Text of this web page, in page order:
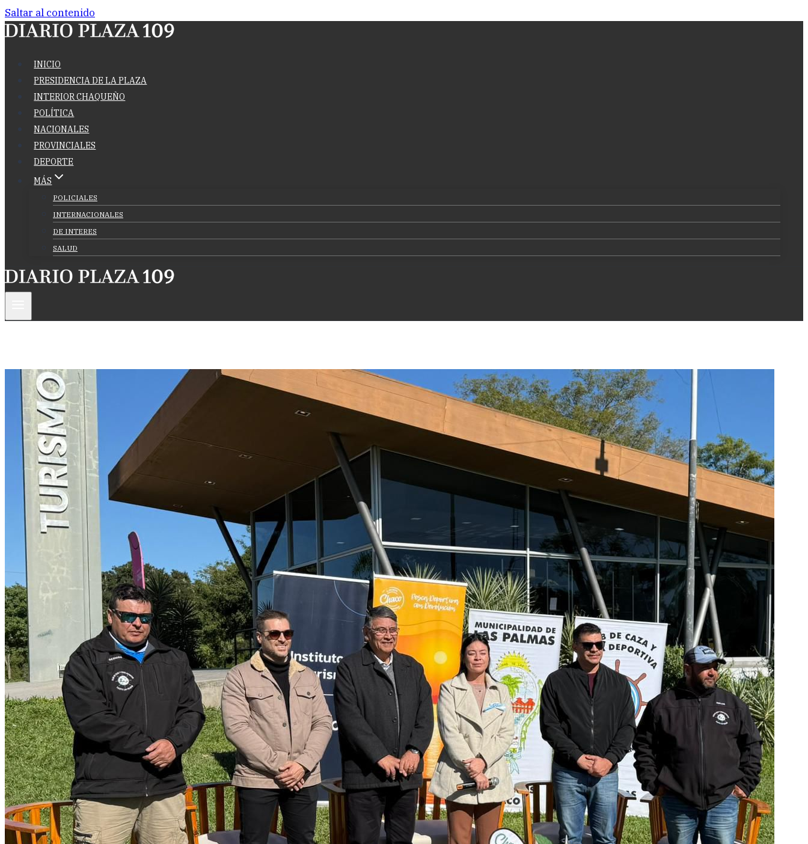
Saltar al contenido
INICIO
PRESIDENCIA DE LA PLAZA
INTERIOR CHAQUEÑO
POLÍTICA
NACIONALES
PROVINCIALES
DEPORTE
MÁS
POLICIALES
INTERNACIONALES
DE INTERES
SALUD